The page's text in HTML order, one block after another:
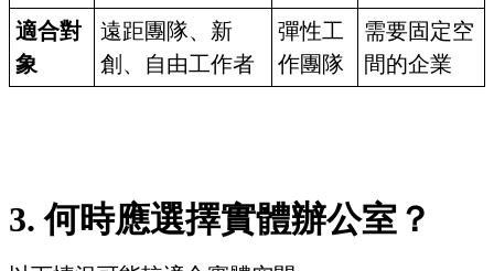
適合對
象
遠距團隊、新
創、自由工作者
彈性工
作團隊
需要固定空
間的企業
3. 何時應選擇實體辦公室？